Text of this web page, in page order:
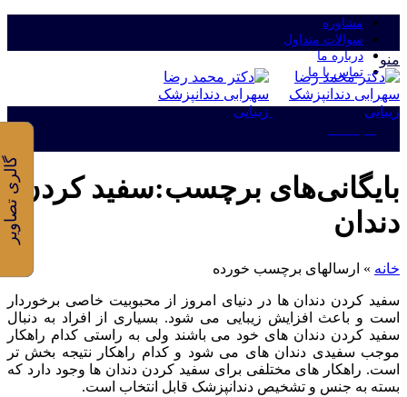
مشاوره
سوالات متداول
درباره ما
تماس با ما
منو
بایگانی‌های برچسب‌:سفید کردن
دندان
خانه » ارسالهای برچسب خورده
سفید کردن دندان ها در دنیای امروز از محبوبیت خاصی برخوردار
است و باعث افزایش زیبایی می شود. بسیاری از افراد به دنبال
سفید کردن دندان های خود می باشند ولی به راستی کدام راهکار
موجب سفیدی دندان های می شود و کدام راهکار نتیجه بخش تر
است. راهکار های مختلفی برای سفید کردن دندان ها وجود دارد که
بسته به جنس و تشخیص دندانپزشک قابل انتخاب است.
گالری تصاویر